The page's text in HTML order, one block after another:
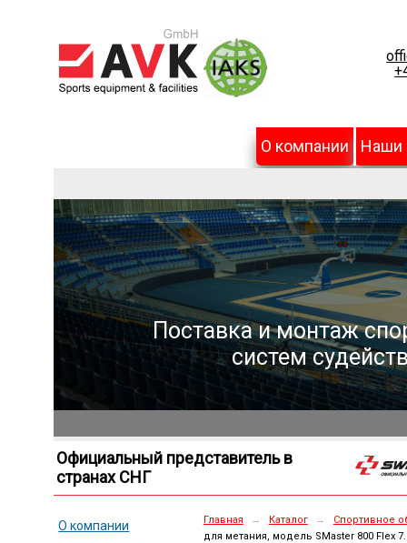
О компании Наши
Поставка и монтаж
систем
Официальный представитель в
странах СНГ
О компании
Главная → Каталог →
Спортивное
для метания, модель SMaster 800 Flex